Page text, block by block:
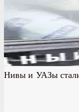
Нивы и УАЗы